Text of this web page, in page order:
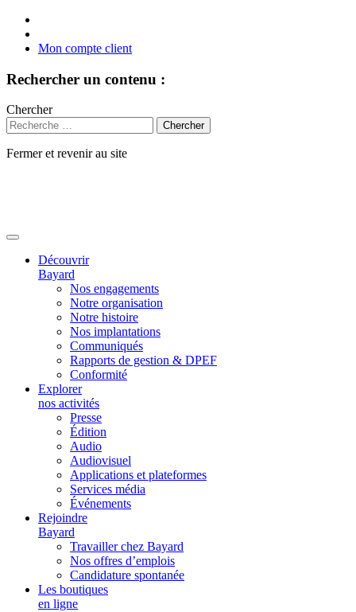
Mon compte client
Rechercher un contenu :
Chercher
Fermer et revenir au site
Découvrir
Bayard
Nos engagements
Notre organisation
Notre histoire
Nos implantations
Communiqués
Rapports de gestion & DPEF
Conformité
Explorer
nos activités
Presse
Édition
Audio
Audiovisuel
Applications et plateformes
Services média
Événements
Rejoindre
Bayard
Travailler chez Bayard
Nos offres d’emplois
Candidature spontanée
Les boutiques
en ligne